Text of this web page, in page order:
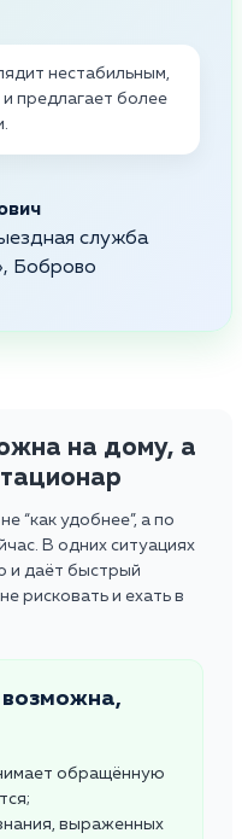
нестабильным,
предлагает более
служба
Боброво
на дому, а
“как удобнее”, а по
В одних ситуациях
и даёт быстрый
рисковать и ехать в
обращённую
выраженных